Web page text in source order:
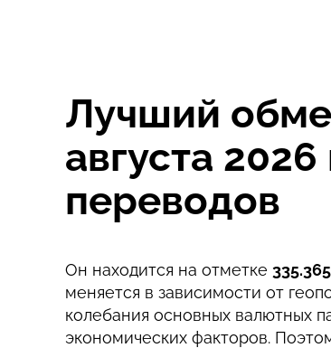
Лучший
августа
переводов
Он находится на отметке
меняется в зависимости от
колебания основных валютных
экономических факторов.